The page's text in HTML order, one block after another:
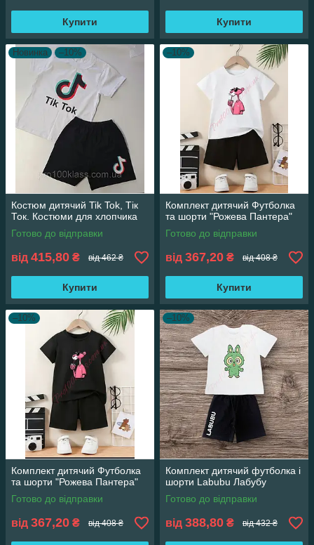
Купити Купити
Новинка –10%
Костюм дитячий Tik Tok, Тік
Ток. Костюми для хлопчика
Готово до відправки
від 415,80 ₴ від 462 ₴
Купити
–10%
Комплект дитячий Футболка
та шорти "Рожева Пантера"
Готово до відправки
від 367,20 ₴ від 408 ₴
Купити
–10%
Комплект дитячий Футболка
та шорти "Рожева Пантера"
Готово до відправки
від 367,20 ₴ від 408 ₴
–10%
Комплект дитячий футболка і
шорти Labubu Лабубу
Готово до відправки
від 388,80 ₴ від 432 ₴